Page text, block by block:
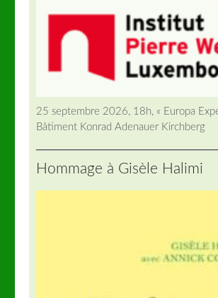
25 septembre 2026, 18h, « Europa
Bâtiment Konrad Adenauer Kirchberg
Hommage à Gisèle Halimi